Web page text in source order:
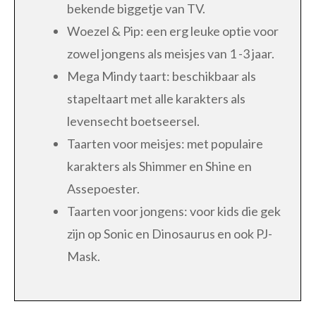
bekende biggetje van TV.
Woezel & Pip: een erg leuke optie voor
zowel jongens als meisjes van 1 -3 jaar.
Mega Mindy taart: beschikbaar als
stapeltaart met alle karakters als
levensecht boetseersel.
Taarten voor meisjes: met populaire
karakters als Shimmer en Shine en
Assepoester.
Taarten voor jongens: voor kids die gek
zijn op Sonic en Dinosaurus en ook PJ-
Mask.